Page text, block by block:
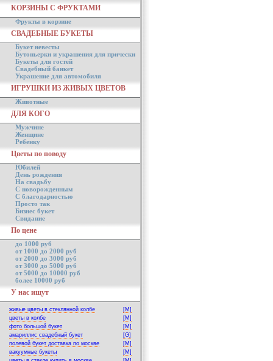
КОРЗИНЫ С ФРУКТАМИ
Фрукты в корзине
СВАДЕБНЫЕ БУКЕТЫ
Букет невесты
Бутоньерки и украшения для прически
Букеты для гостей
Свадебный банкет
Украшение для автомобиля
ИГРУШКИ ИЗ ЖИВЫХ ЦВЕТОВ
Животные
ДЛЯ КОГО
Мужчине
Женщине
Ребенку
Цветы по поводу
Юбилей
День рождения
На свадьбу
С новорожденным
С благодарностью
Просто так
Бизнес букет
Свидание
По цене
до 1000 руб
от 1000 до 2000 руб
от 2000 до 3000 руб
от 3000 до 5000 руб
от 5000 до 10000 руб
более 10000 руб
У нас ищут
живые цветы в стеклянной колбе
[M]
цветы в колбе
[M]
фото большой букет
[M]
амариллис свадебный букет
[G]
полевой букет доставка по москве
[M]
вакуумные букеты
[M]